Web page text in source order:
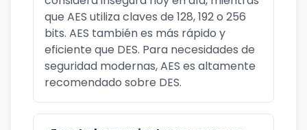
que AES utiliza claves de 128, 192 o 256
bits. AES también es más rápido y
eficiente que DES. Para necesidades de
seguridad modernas, AES es altamente
recomendado sobre DES.